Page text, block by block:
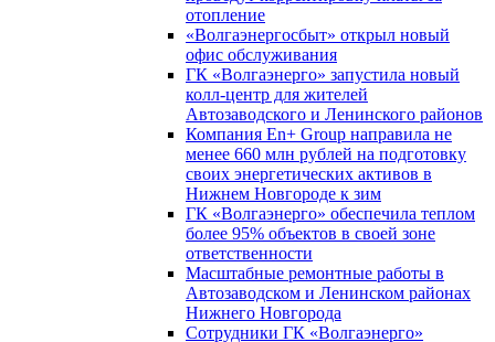
отопление
«Волгаэнергосбыт» открыл новый
офис обслуживания
ГК «Волгаэнерго» запустила новый
колл-центр для жителей
Автозаводского и Ленинского районов
Компания En+ Group направила не
менее 660 млн рублей на подготовку
своих энергетических активов в
Нижнем Новгороде к зим
ГК «Волгаэнерго» обеспечила теплом
более 95% объектов в своей зоне
ответственности
Масштабные ремонтные работы в
Автозаводском и Ленинском районах
Нижнего Новгорода
Сотрудники ГК «Волгаэнерго»